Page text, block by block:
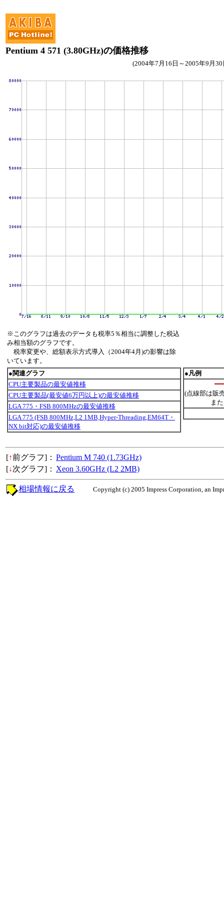
Pentium 4 571 (3.80GHz)の価格推移
(2004年7月16日～2005年9月30
※このグラフは過去のデータも税率5％相当に調整した税込
み相当額のグラフです。
税率変更や、総額表示方式導入（2004年4月)の影響は除
いています。
●関連グラフ
CPU主要製品の最安値推移
CPU主要製品(最安値6万円以上)の最安値推移
LGA 775・FSB 800MHzの最安値推移
LGA 775 (FSB 800MHz,L2 1MB,Hyper-Threading,EM64T・
NX bit対応)の最安値推移
●凡例
(点線部は販
ま
[↑前グラフ]： Pentium M 740 (1.73GHz)
[↓次グラフ]： Xeon 3.60GHz (L2 2MB)
Copyright (c) 2005 Impress Corporation, an
相場情報に戻る